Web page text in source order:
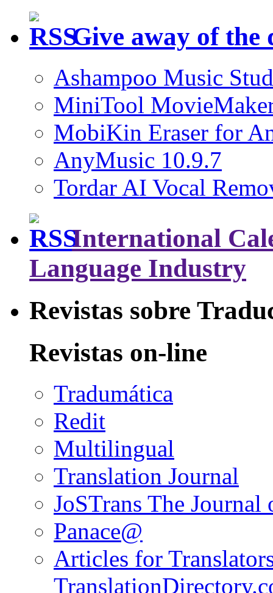
Give away of the
Ashampoo Music
MiniTool
MobiKin Eraser for
AnyMusic 10.9.7
Tordar AI Vocal
International
Language Industry
Revistas sobre
Revistas on-line
Tradumática
Redit
Multilingual
Translation Journal
JoSTrans The
Panace@
Articles for